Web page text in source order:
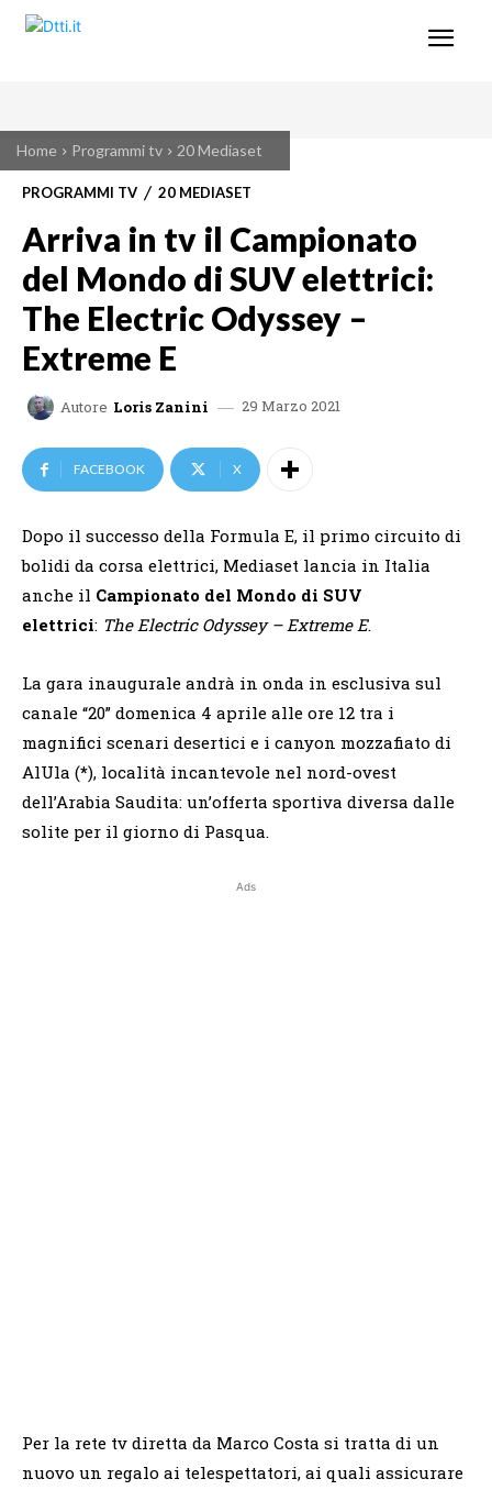
Home Programmi tv 20 Mediaset
PROGRAMMI TV 20 MEDIASET
Arriva in tv il Campionato
del Mondo di SUV elettrici:
The Electric Odyssey –
Extreme E
Autore Loris Zanini 29 Marzo 2021
FACEBOOK X
Dopo il successo della Formula E, il primo circuito di
bolidi da corsa elettrici, Mediaset lancia in Italia
anche il Campionato del Mondo di SUV
elettrici: The Electric Odyssey – Extreme E.
La gara inaugurale andrà in onda in esclusiva sul
canale “20” domenica 4 aprile alle ore 12 tra i
magnifici scenari desertici e i canyon mozzafiato di
AlUla (*), località incantevole nel nord-ovest
dell’Arabia Saudita: un’offerta sportiva diversa dalle
solite per il giorno di Pasqua.
Ads
Per la rete tv diretta da Marco Costa si tratta di un
nuovo un regalo ai telespettatori, ai quali assicurare